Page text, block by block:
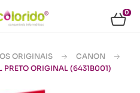
0
ORIGINAIS
CANON
ORIGINAL (6431B001)